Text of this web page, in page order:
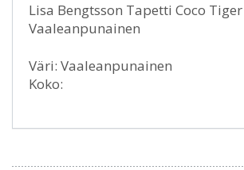
Lisa Bengtsson Tapetti Coco Tiger
Vaaleanpunainen
Väri: Vaaleanpunainen
Koko: